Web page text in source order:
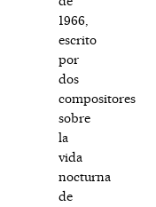
1966,
escrito
por
dos
compositores
sobre
la
vida
nocturna
de